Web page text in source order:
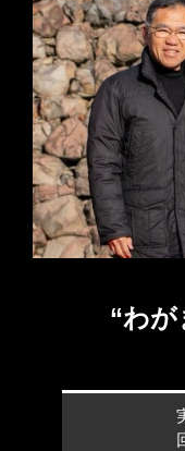
“わが